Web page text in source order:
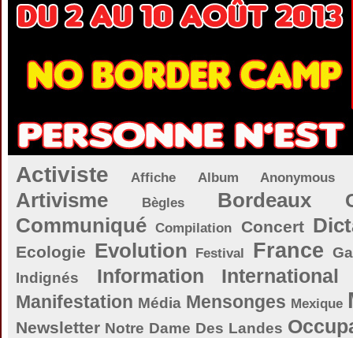
Activiste Affiche Album Anonymous
Artivisme Bègles Bordeaux
Communiqué Compilation Concert
Ecologie Evolution Festival France
Indignés
Information International
Manifestation Média Mensonges Mexique
Newsletter Notre Dame Des Landes